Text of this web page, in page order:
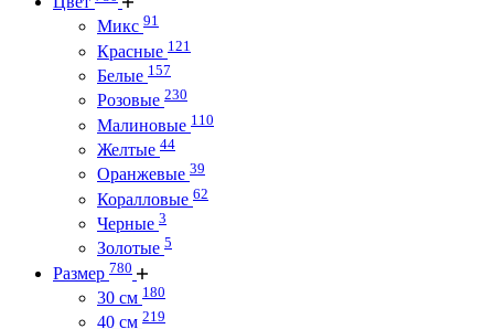
Микс 91
Красные 121
Белые 157
Розовые 230
Малиновые 110
Желтые 44
Оранжевые 39
Коралловые 62
Черные 3
Золотые 5
Размер 780
30 см 180
40 см 219